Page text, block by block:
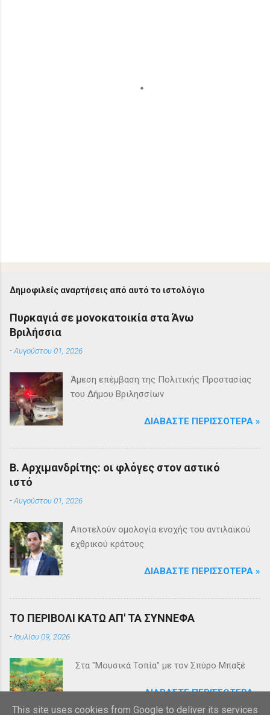
Δημοφιλείς αναρτήσεις από αυτό το ιστολόγιο
Πυρκαγιά σε μονοκατοικία στα Άνω
Βριλήσσια
-Αυγούστου 01, 2026
Άμεση επέμβαση της Πολιτικής Προστασίας
του Δήμου Βριλησσίων
ΔΙΑΒΆΣΤΕ ΠΕΡΙΣΣΌΤΕΡΑ »
Β. Αρχιμανδρίτης: οι φλόγες στον αστικό
ιστό
-Αυγούστου 01, 2026
Αποτελούν ομολογία ενοχής του αντιλαϊκού
εχθρικού κράτους
ΔΙΑΒΆΣΤΕ ΠΕΡΙΣΣΌΤΕΡΑ »
ΤΟ ΠΕΡΙΒΟΛΙ ΚΑΤΩ ΑΠ' ΤΑ ΣΥΝΝΕΦΑ
- Ιουλίου 09, 2026
Στα "Μουσικά Τοπία" με τον Σπύρο Μπαξέ
ΔΙΑΒΆΣΤΕ ΠΕΡΙΣΣΌΤΕΡΑ »
This site uses cookies from Google to deliver its services